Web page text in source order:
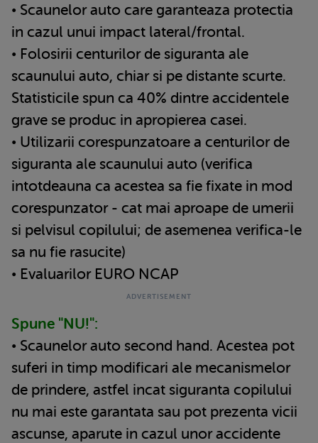
• Scaunelor auto care garanteaza protectia
in cazul unui impact lateral/frontal.
• Folosirii centurilor de siguranta ale
scaunului auto, chiar si pe distante scurte.
Statisticile spun ca 40% dintre accidentele
grave se produc in apropierea casei.
• Utilizarii corespunzatoare a centurilor de
siguranta ale scaunului auto (verifica
intotdeauna ca acestea sa fie fixate in mod
corespunzator - cat mai aproape de umerii
si pelvisul copilului; de asemenea verifica-le
sa nu fie rasucite)
• Evaluarilor EURO NCAP
Spune "NU!":
• Scaunelor auto second hand. Acestea pot
suferi in timp modificari ale mecanismelor
de prindere, astfel incat siguranta copilului
nu mai este garantata sau pot prezenta vicii
ascunse, aparute in cazul unor accidente